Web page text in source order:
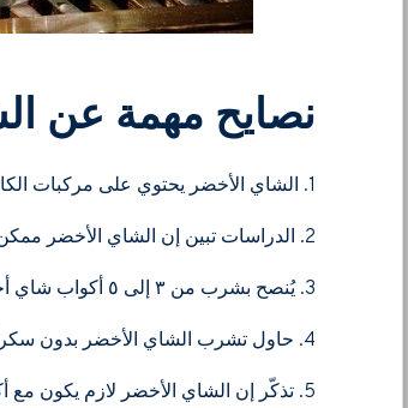
نصايح مهمة عن
1. الشاي الأخضر يحتوي على مركبات الكاتيشين والكافيين، واللي يساعدون على رفع معدل الحرق بالجسم.
2. الدراسات تبين إن الشاي الأخضر ممكن يساعد على تقليل الوزن ونسبة الدهون بالجسم.
3. يُنصح بشرب من ٣ إلى ٥ أكواب شاي أخضر باليوم علشان تحصل أفضل نتيجة.
4. حاول تشرب الشاي الأخضر بدون سكر أو محليات صناعية، علشان تتجنب السعرات الزايدة.
5. تذكّر إن الشاي الأخضر لازم يكون مع أكل متوازن ورياضية منتظمة، مو بديل عنهم.